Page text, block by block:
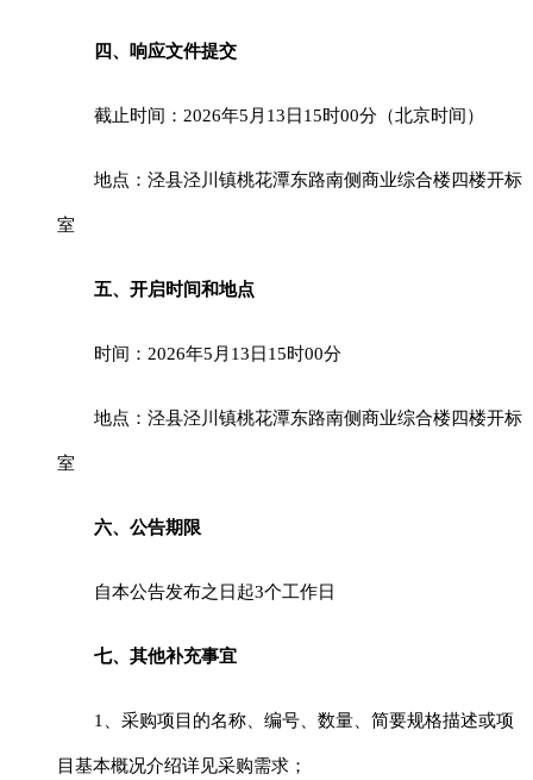
四、响应文件提交
截止时间： 2026年5 月 13 日 15时00分 （北京时间）
地点：泾县泾川镇桃花潭东路南侧商业综合楼四楼开标
室
五、开启时间和地点
时间： 2026年5 月 13 日 15时00分
地点：泾县泾川镇桃花潭东路南侧商业综合楼四楼开标
室
六、公告期限
自本公告发布之日起3个工作日
七、其他补充事宜
1 、采购项目的名称、编号、数量、简要规格描述或项
目基本概况介绍详见采购需求；